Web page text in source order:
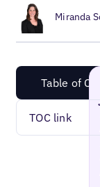
Miranda
Table of
TOC link